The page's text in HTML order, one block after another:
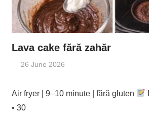
Lava cake fără zahăr
26 June 2026
Air fryer | 9–10 minute | fără gluten
• 30